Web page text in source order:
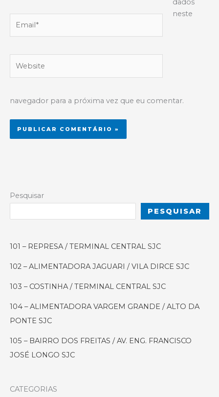
dados
neste
navegador para a próxima vez que eu comentar.
Pesquisar
PESQUISAR
101 – REPRESA / TERMINAL CENTRAL SJC
102 – ALIMENTADORA JAGUARI / VILA DIRCE SJC
103 – COSTINHA / TERMINAL CENTRAL SJC
104 – ALIMENTADORA VARGEM GRANDE / ALTO DA
PONTE SJC
105 – BAIRRO DOS FREITAS / AV. ENG. FRANCISCO
JOSÉ LONGO SJC
CATEGORIAS